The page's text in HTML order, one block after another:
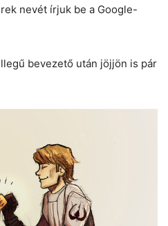
nevét írjuk be a Google-
bevezető után jöjjön is pár